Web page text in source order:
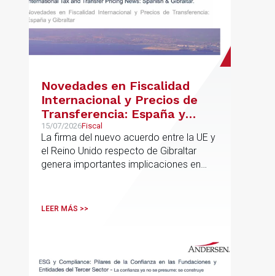
Novedades en Fiscalidad
Internacional y Precios de
Transferencia: España y
Gibraltar
15/07/2026Fiscal
La firma del nuevo acuerdo entre la UE y
el Reino Unido respecto de Gibraltar
genera importantes implicaciones en
LEER MÁS >>